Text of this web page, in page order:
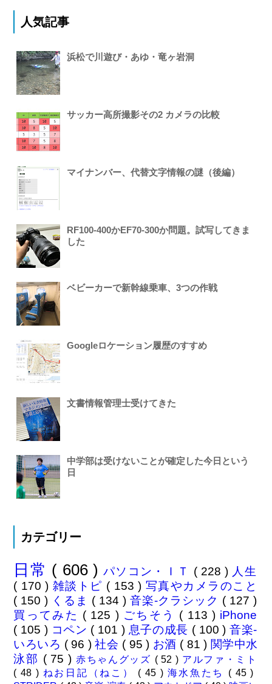
人気記事
浜松で川遊び・あゆ・竜ヶ岩洞
サッカー高所撮影その2 カメラの比較
マイナンバー、代替文字情報の謎（後編）
RF100-400かEF70-300か問題。試写してきま
した
ベビーカーで新幹線乗車、3つの作戦
Googleロケーション履歴のすすめ
文書情報管理士受けてきた
中学部は受けないことが確定した今日という
日
カテゴリー
日常 ( 606 )パソコン・ＩＴ ( 228 ) 人生
( 170 ) 雑談トピ ( 153 ) 写真やカメラのこと
( 150 ) くるま ( 134 ) 音楽-クラシック ( 127 )
買ってみた ( 125 ) ごちそう ( 113 ) iPhone
( 105 ) コペン ( 101 ) 息子の成長 ( 100 )音楽-
いろいろ ( 96 )社会 ( 95 ) お酒 ( 81 ) 関学中水
泳部 ( 75 ) 赤ちゃんグッズ ( 52 ) アルファ・ミト
( 48 ) ねお日記（ねこ） ( 45 ) 海水魚たち ( 45 )